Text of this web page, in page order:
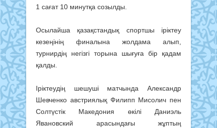
1 сағат 10 минутқа созылды.
Осылайша қазақстандық спортшы іріктеу
кезеңінің финалына жолдама алып,
турнирдің негізгі торына шығуға бір қадам
қалды.
Іріктеудің шешуші матчында Александр
Шевченко австриялық Филипп Мисолич пен
Солтүстік Македония өкілі Даниэль
Явановский арасындағы жұптың